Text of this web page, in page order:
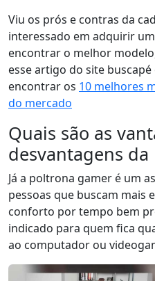
Viu os prós e contras da
interessado em adquirir
encontrar o melhor
esse artigo do site
encontrar os 10 melhores
do mercado
Quais são as
desvantagens
Já a poltrona gamer é um
pessoas que buscam mais
conforto por tempo bem
indicado para quem fica
ao computador ou